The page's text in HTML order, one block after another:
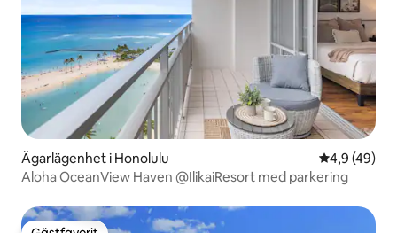
Ägarlägenhet i Honolulu 4,9 av 5 i
4,9 (49)
Aloha OceanView Haven @IlikaiResort med parkering